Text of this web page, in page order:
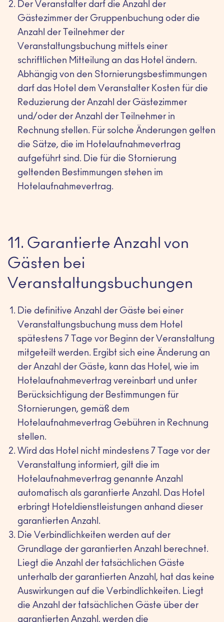
Der Veranstalter darf die Anzahl der
Gästezimmer der Gruppenbuchung oder die
Anzahl der Teilnehmer der
Veranstaltungsbuchung mittels einer
schriftlichen Mitteilung an das Hotel ändern.
Abhängig von den Stornierungsbestimmungen
darf das Hotel dem Veranstalter Kosten für die
Reduzierung der Anzahl der Gästezimmer
und/oder der Anzahl der Teilnehmer in
Rechnung stellen. Für solche Änderungen gelten
die Sätze, die im Hotelaufnahmevertrag
aufgeführt sind. Die für die Stornierung
geltenden Bestimmungen stehen im
Hotelaufnahmevertrag.
11. Garantierte Anzahl von
Gästen bei
Veranstaltungsbuchungen
Die definitive Anzahl der Gäste bei einer
Veranstaltungsbuchung muss dem Hotel
spätestens 7 Tage vor Beginn der Veranstaltung
mitgeteilt werden. Ergibt sich eine Änderung an
der Anzahl der Gäste, kann das Hotel, wie im
Hotelaufnahmevertrag vereinbart und unter
Berücksichtigung der Bestimmungen für
Stornierungen, gemäß dem
Hotelaufnahmevertrag Gebühren in Rechnung
stellen.
Wird das Hotel nicht mindestens 7 Tage vor der
Veranstaltung informiert, gilt die im
Hotelaufnahmevertrag genannte Anzahl
automatisch als garantierte Anzahl. Das Hotel
erbringt Hoteldienstleistungen anhand dieser
garantierten Anzahl.
Die Verbindlichkeiten werden auf der
Grundlage der garantierten Anzahl berechnet.
Liegt die Anzahl der tatsächlichen Gäste
unterhalb der garantierten Anzahl, hat das keine
Auswirkungen auf die Verbindlichkeiten. Liegt
die Anzahl der tatsächlichen Gäste über der
garantierten Anzahl, werden die